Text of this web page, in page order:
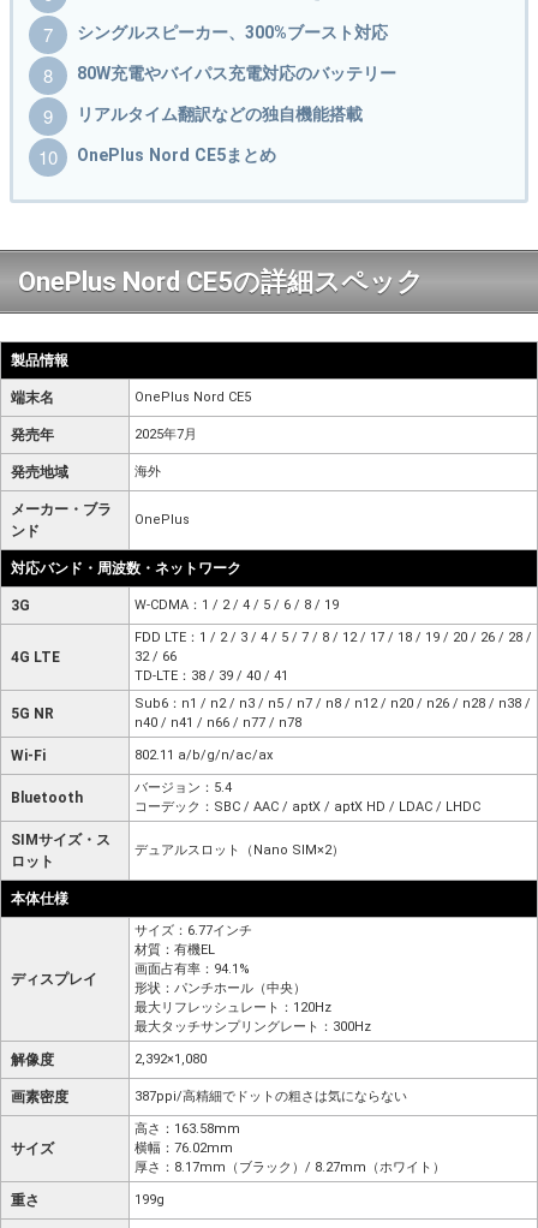
シングルスピーカー、300%ブースト対応
80W充電やバイパス充電対応のバッテリー
リアルタイム翻訳などの独自機能搭載
OnePlus Nord CE5まとめ
OnePlus Nord CE5の詳細スペック
製品情報
端末名 OnePlus Nord CE5
発売年 2025年7月
発売地域 海外
メーカー・ブラ
ンド
OnePlus
対応バンド・周波数・ネットワーク
3G W-CDMA：1 / 2 / 4 / 5 / 6 / 8 / 19
4G LTE
FDD LTE：1 / 2 / 3 / 4 / 5 / 7 / 8 / 12 / 17 / 18 / 19 / 20 / 26 / 28 /
32 / 66
TD-LTE：38 / 39 / 40 / 41
5G NR
Sub6：n1 / n2 / n3 / n5 / n7 / n8 / n12 / n20 / n26 / n28 / n38 /
n40 / n41 / n66 / n77 / n78
Wi-Fi 802.11 a/b/g/n/ac/ax
Bluetooth
バージョン：5.4
コーデック：SBC / AAC / aptX / aptX HD / LDAC / LHDC
SIMサイズ・ス
ロット
デュアルスロット（Nano SIM×2）
本体仕様
ディスプレイ
サイズ：6.77インチ
材質：有機EL
画面占有率：94.1%
形状：パンチホール（中央）
最大リフレッシュレート：120Hz
最大タッチサンプリングレート：300Hz
解像度 2,392×1,080
画素密度 387ppi/高精細でドットの粗さは気にならない
サイズ
高さ：163.58mm
横幅：76.02mm
厚さ：8.17mm（ブラック）/ 8.27mm（ホワイト）
重さ 199g